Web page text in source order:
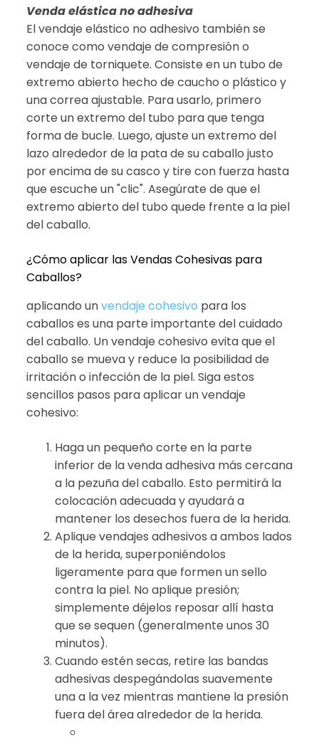
Venda elástica no adhesiva
El vendaje elástico no adhesivo también se
conoce como vendaje de compresión o
vendaje de torniquete. Consiste en un tubo de
extremo abierto hecho de caucho o plástico y
una correa ajustable. Para usarlo, primero
corte un extremo del tubo para que tenga
forma de bucle. Luego, ajuste un extremo del
lazo alrededor de la pata de su caballo justo
por encima de su casco y tire con fuerza hasta
que escuche un "clic". Asegúrate de que el
extremo abierto del tubo quede frente a la piel
del caballo.
¿Cómo aplicar las Vendas Cohesivas para
Caballos?
aplicando unvendaje cohesivo para los
caballos es una parte importante del cuidado
del caballo. Un vendaje cohesivo evita que el
caballo se mueva y reduce la posibilidad de
irritación o infección de la piel. Siga estos
sencillos pasos para aplicar un vendaje
cohesivo:
Haga un pequeño corte en la parte
inferior de la venda adhesiva más cercana
a la pezuña del caballo. Esto permitirá la
colocación adecuada y ayudará a
mantener los desechos fuera de la herida.
Aplique vendajes adhesivos a ambos lados
de la herida, superponiéndolos
ligeramente para que formen un sello
contra la piel. No aplique presión;
simplemente déjelos reposar allí hasta
que se sequen (generalmente unos 30
minutos).
Cuando estén secas, retire las bandas
adhesivas despegándolas suavemente
una a la vez mientras mantiene la presión
fuera del área alrededor de la herida.